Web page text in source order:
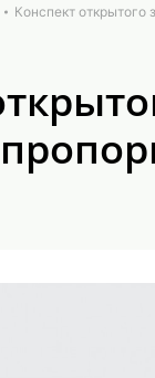
Конспект открытого